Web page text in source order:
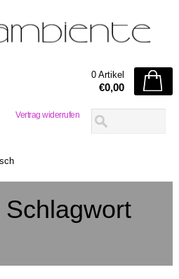
Vertrag widerrufen
0 Artikel
€0,00